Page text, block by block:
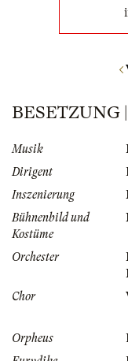
BESETZUNG
Musik
Dirigent
Inszenierung
Bühnenbild und
Kostüme
Orchester
Chor
Orpheus